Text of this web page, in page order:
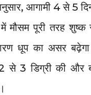
आगामी 4 से 5
मौसम पूरी तरह
धूप का असर
से 3 डिग्री की और